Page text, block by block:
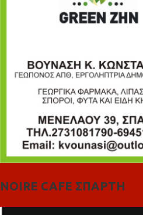
NOIRE CAFE ΣΠΑΡΤΗ